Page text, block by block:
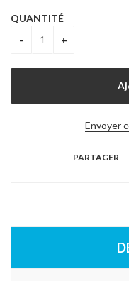
QUANTITÉ
Envoyer
PARTAGER